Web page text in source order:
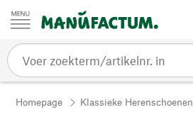
Passer au contenu
Homepage Klassieke Herenschoenen